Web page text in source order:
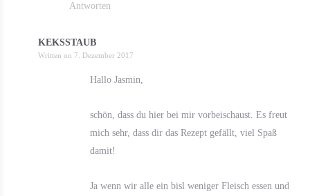
Antworten
KEKSSTAUB
Written on 7. Dezember 2017
Hallo Jasmin,
schön, dass du hier bei mir vorbeischaust. Es freut
mich sehr, dass dir das Rezept gefällt, viel Spaß
damit!
Ja wenn wir alle ein bisl weniger Fleisch essen und